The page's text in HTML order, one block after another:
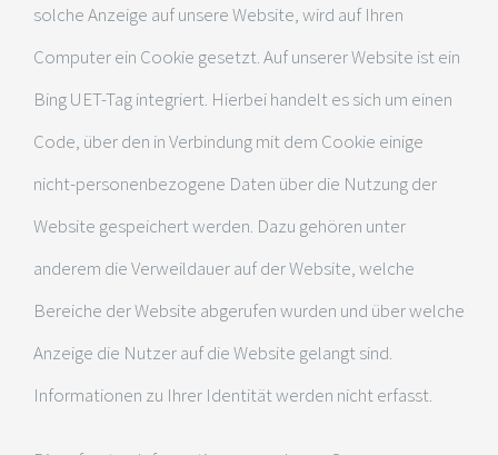
solche Anzeige auf unsere Website, wird auf Ihren
Computer ein Cookie gesetzt. Auf unserer Website ist ein
Bing UET-Tag integriert. Hierbei handelt es sich um einen
Code, über den in Verbindung mit dem Cookie einige
nicht-personenbezogene Daten über die Nutzung der
Website gespeichert werden. Dazu gehören unter
anderem die Verweildauer auf der Website, welche
Bereiche der Website abgerufen wurden und über welche
Anzeige die Nutzer auf die Website gelangt sind.
Informationen zu Ihrer Identität werden nicht erfasst.